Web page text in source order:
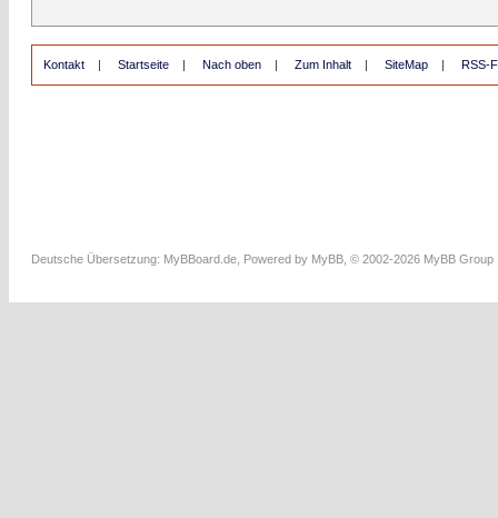
Kontakt | Startseite | Nach oben | Zum Inhalt | SiteMap | RSS-
Deutsche Übersetzung: MyBBoard.de , Powered by MyBB , © 2002-2026 MyBB Group